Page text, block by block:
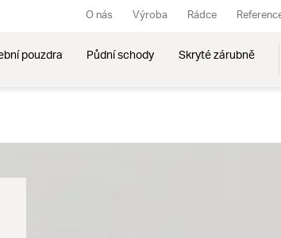
pouzdra Půdní schody Skryté zárubně
O nás Výroba Rádce